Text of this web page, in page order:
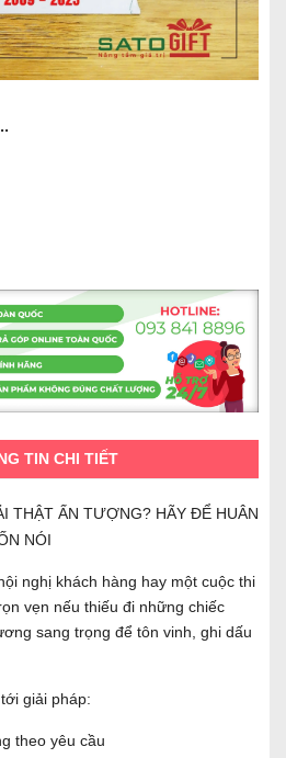
TIN CHI TIẾT
THẬT ẤN TƯỢNG? HÃY ĐỂ HUÂN
NÓI
nghị khách hàng hay một cuộc thi
vẹn nếu thiếu đi những chiếc
sang trọng để tôn vinh, ghi dấu
giải pháp:
theo yêu cầu